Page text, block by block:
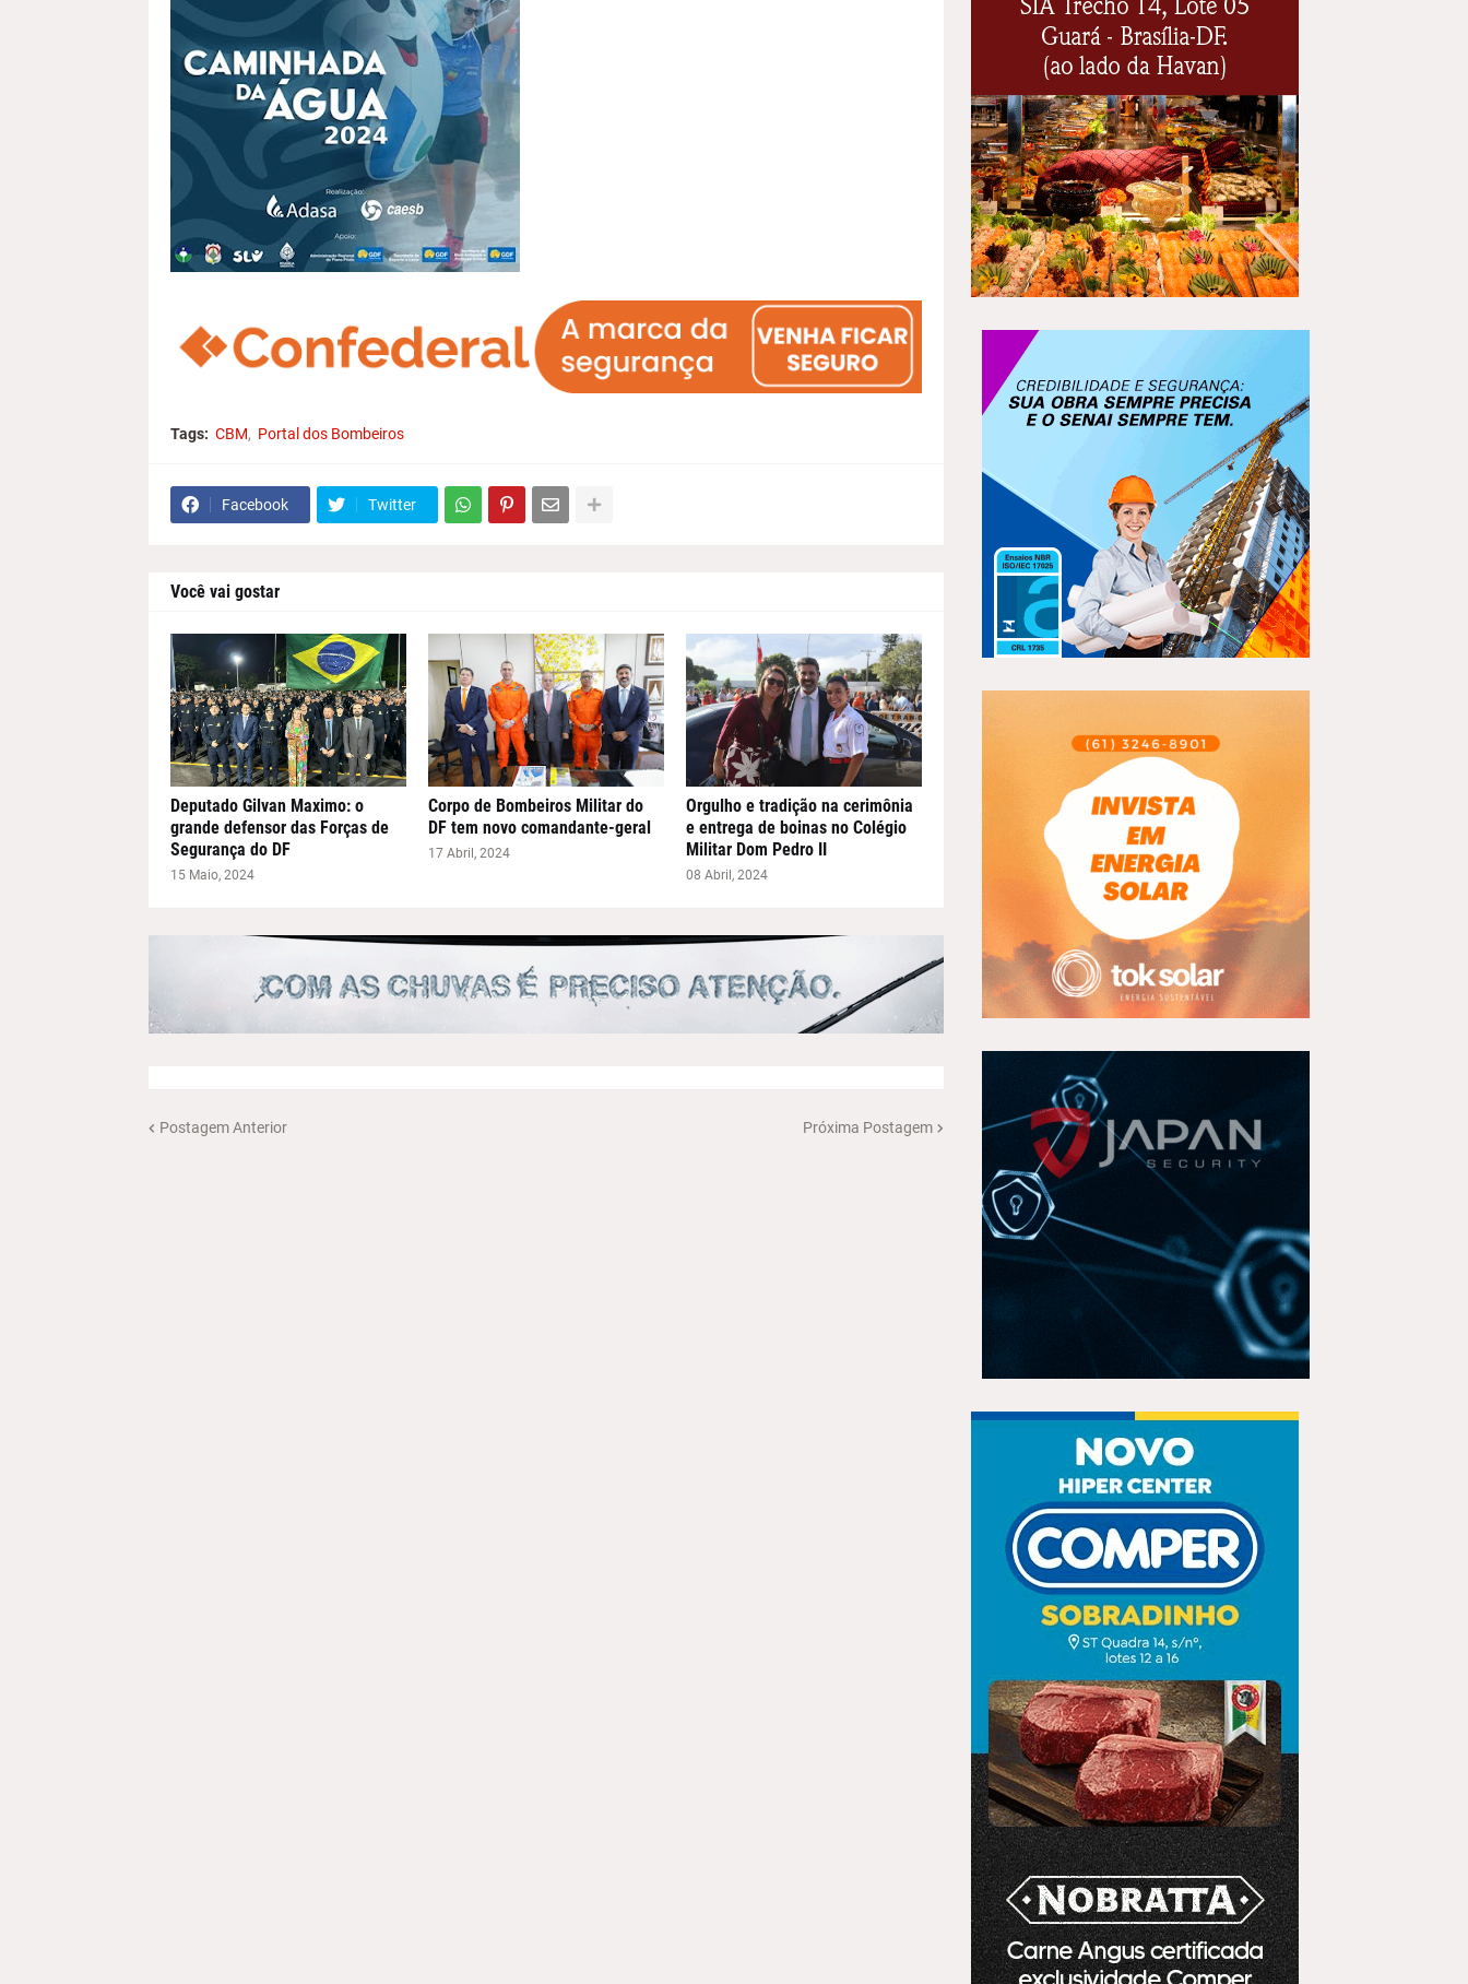
Tags: CBM Portal dos Bombeiros
Facebook Twitter
Você vai gostar
Deputado Gilvan Maximo: o
grande defensor das Forças de
Segurança do DF
15 Maio, 2024
Corpo de Bombeiros Militar do
DF tem novo comandante-geral
17 Abril, 2024
Orgulho e tradição na cerimônia
e entrega de boinas no Colégio
Militar Dom Pedro II
08 Abril, 2024
Postagem Anterior Próxima Postagem